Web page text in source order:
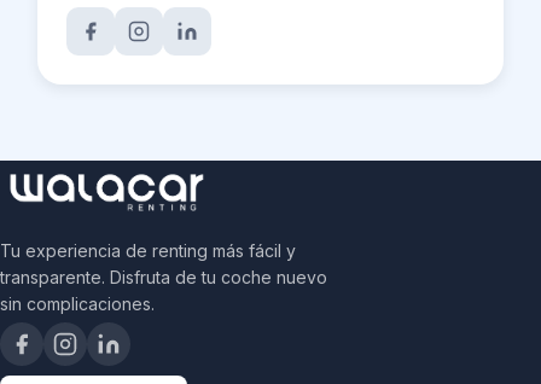
Tu experiencia de renting más fácil y
transparente. Disfruta de tu coche nuevo
sin complicaciones.